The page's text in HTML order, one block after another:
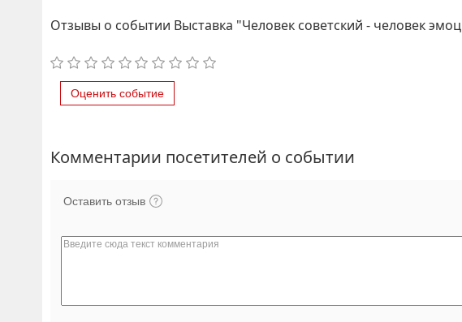
Отзывы о событии Выставка "Человек советский - человек
Оценить событие
Комментарии посетителей о событии
Оставить отзыв